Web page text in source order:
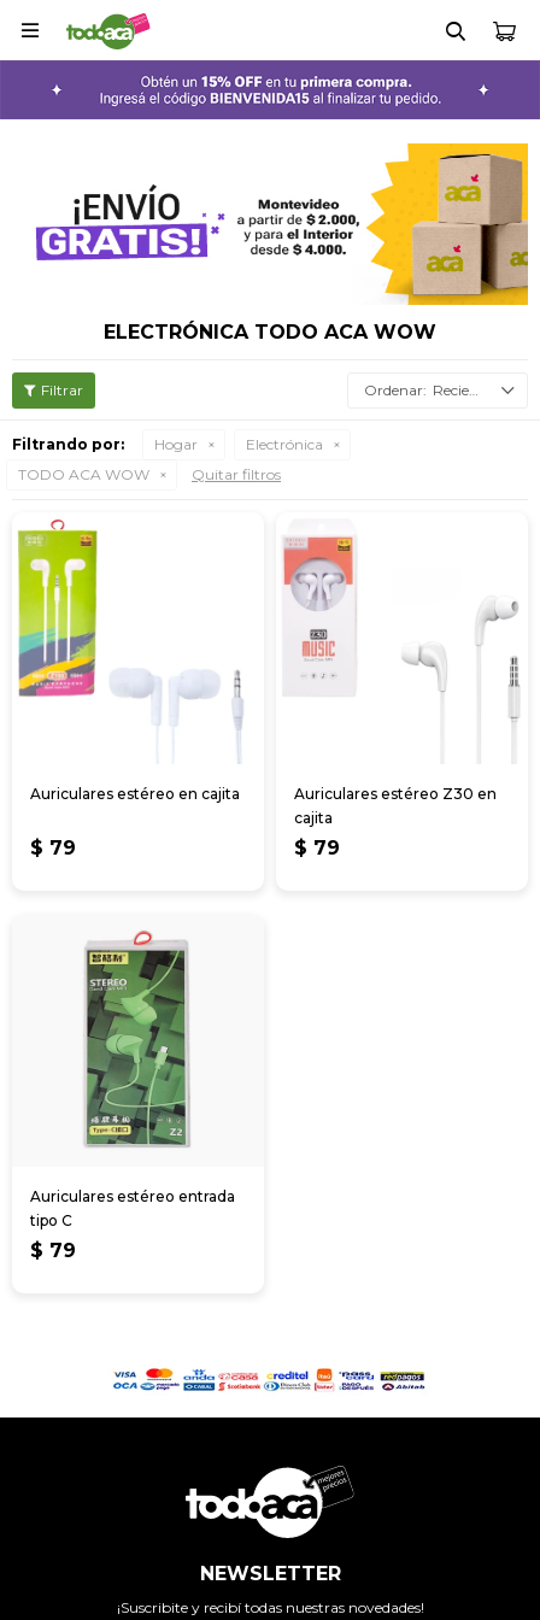

ELECTRÓNICA TODO ACA WOW
Recientes
Filtrando por: Hogar
Electrónica
TODO ACA WOW
Quitar filtros
Auriculares estéreo en cajita
$ 79
Auriculares estéreo Z30 en
cajita
$ 79
Auriculares estéreo entrada
tipo C
$ 79
NEWSLETTER
¡Suscribite y recibí todas nuestras novedades!